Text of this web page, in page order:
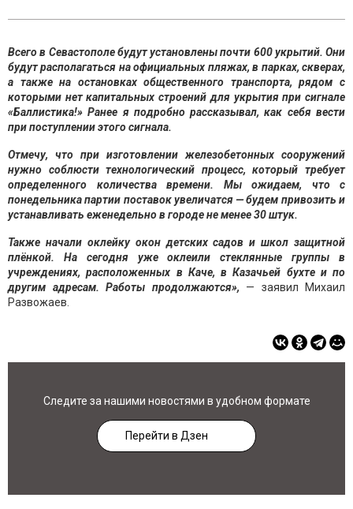
Всего в Севастополе будут установлены почти 600 укрытий. Они
будут располагаться на официальных пляжах, в парках, скверах,
а также на остановках общественного транспорта, рядом с
которыми нет капитальных строений для укрытия при сигнале
«Баллистика!» Ранее я подробно рассказывал, как себя вести
при поступлении этого сигнала.
Отмечу, что при изготовлении железобетонных сооружений
нужно соблюсти технологический процесс, который требует
определенного количества времени. Мы ожидаем, что с
понедельника партии поставок увеличатся — будем привозить и
устанавливать еженедельно в городе не менее 30 штук.
Также начали оклейку окон детских садов и школ защитной
плёнкой. На сегодня уже оклеили стеклянные группы в
учреждениях, расположенных в Каче, в Казачьей бухте и по
другим адресам. Работы продолжаются», — заявил Михаил
Развожаев.
Следите за нашими новостями в удобном формате
Перейти в Дзен